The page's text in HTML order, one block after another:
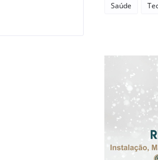
Saúde